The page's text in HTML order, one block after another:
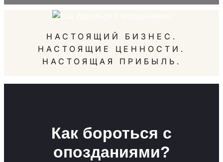
НАСТОЯЩИЙ БИЗНЕС.
НАСТОЯЩИЕ ЦЕННОСТИ.
НАСТОЯЩАЯ ПРИБЫЛЬ.
Как бороться с
опозданиями?